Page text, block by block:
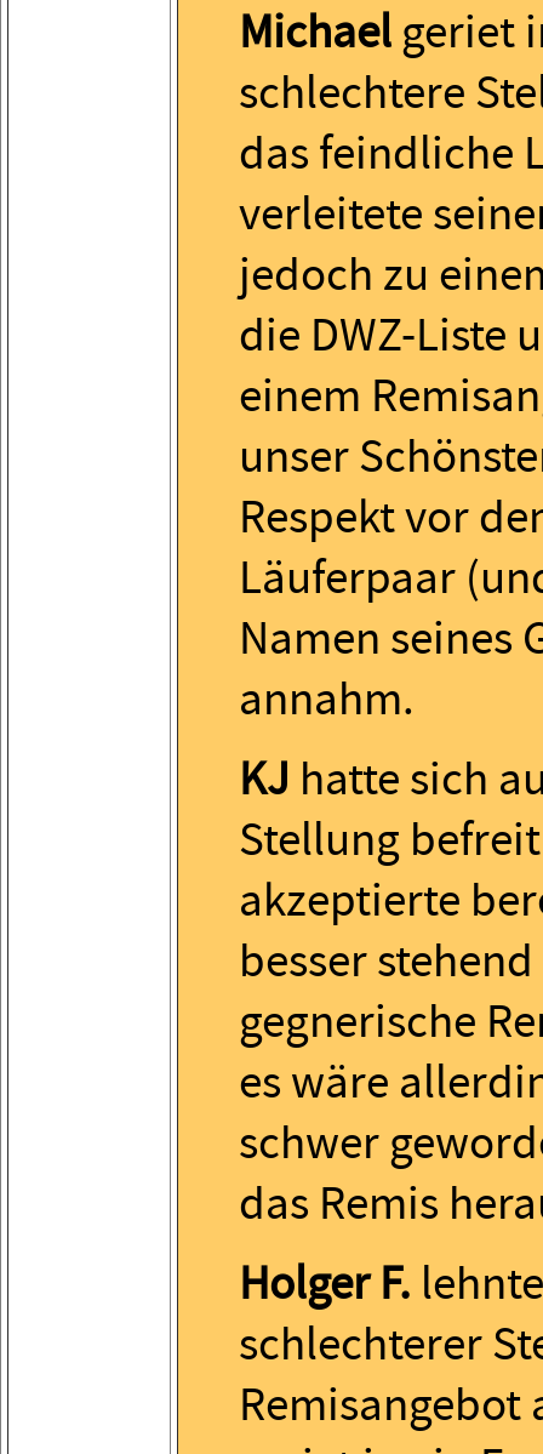
Michael geriet
schlechtere
das feindliche
verleitete
jedoch zu
die DWZ-Liste
einem
unser
Respekt vor
Läuferpaar
Namen seines
annahm.
KJ hatte sich
Stellung
akzeptierte
besser
gegnerische
es wäre
schwer
das Remis
Holger F.
schlechterer
Remisangebot